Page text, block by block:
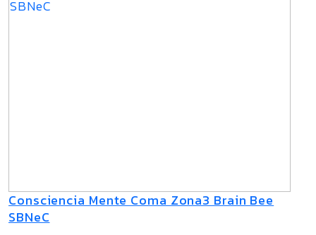
Consciencia Mente Coma Zona3 Brain Bee
SBNeC